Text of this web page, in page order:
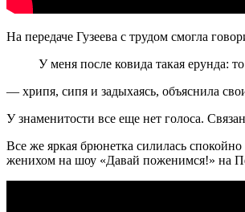
На передаче Гузеева с трудом смогла
У меня после ковида такая ерунда:
— хрипя, сипя и задыхаясь, объяснила
У знаменитости все еще нет голоса.
Все же яркая брюнетка силилась
женихом на шоу «Давай поженимся!» на